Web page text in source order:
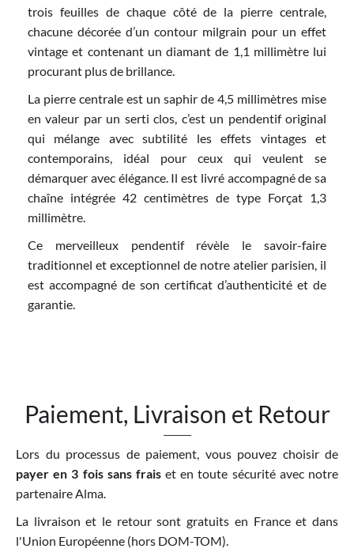
trois feuilles de chaque côté de la pierre centrale,
chacune décorée d’un contour milgrain pour un effet
vintage et contenant un diamant de 1,1 millimètre lui
procurant plus de brillance.
La pierre centrale est un saphir de 4,5 millimètres mise
en valeur par un serti clos, c’est un pendentif original
qui mélange avec subtilité les effets vintages et
contemporains, idéal pour ceux qui veulent se
démarquer avec élégance. Il est livré accompagné de sa
chaîne intégrée 42 centimètres de type Forçat 1,3
millimètre.
Ce merveilleux pendentif révèle le savoir-faire
traditionnel et exceptionnel de notre atelier parisien, il
est accompagné de son certificat d’authenticité et de
garantie.
Paiement, Livraison et Retour
Lors du processus de paiement, vous pouvez choisir de
payer en 3 fois sans fraiset en toute sécurité avec notre
partenaire Alma.
La livraison et le retour sont gratuits en France et dans
l'Union Européenne (hors DOM-TOM).